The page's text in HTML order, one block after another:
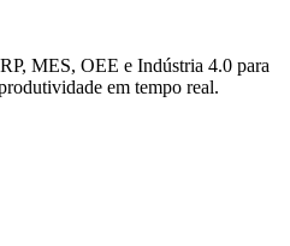
MES, OEE e Indústria 4.0 para
em tempo real.